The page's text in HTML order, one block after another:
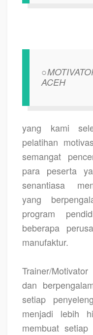
ACEH
yang kami
pelatihan
semangat
para peserta
senantiasa
yang
program
beberapa
manufaktur.
Trainer/
dan
setiap
menjadi lebih
membuat